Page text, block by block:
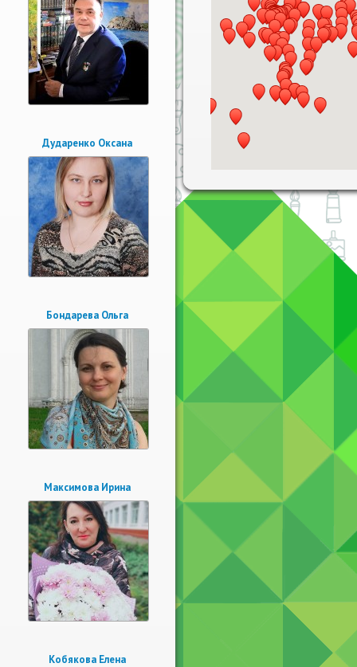
Дударенко Оксана
Бондарева Ольга
Максимова Ирина
Кобякова Елена